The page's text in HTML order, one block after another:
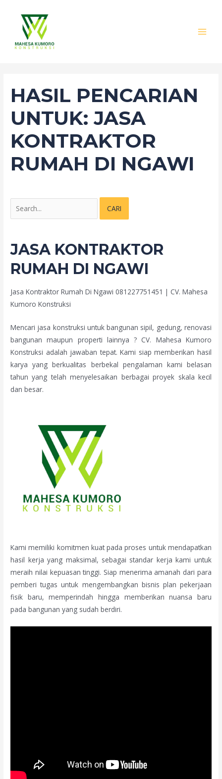
HASIL PENCARIAN
UNTUK:JASA
KONTRAKTOR
RUMAH DI NGAWI
untuk:
JASA KONTRAKTOR
RUMAH DI NGAWI
Jasa Kontraktor Rumah Di Ngawi 081227751451 | CV. Mahesa
Kumoro Konstruksi
Mencari jasa konstruksi untuk bangunan sipil, gedung, renovasi
bangunan maupun properti lainnya ? CV. Mahesa Kumoro
Konstruksi adalah jawaban tepat. Kami siap memberikan hasil
karya yang berkualitas berbekal pengalaman kami belasan
tahun yang telah menyelesaikan berbagai proyek skala kecil
dan besar.
Kami memiliki komitmen kuat pada proses untuk mendapatkan
hasil kerja yang maksimal, sebagai standar kerja kami untuk
meraih nilai kepuasan tinggi. Siap menerima amanah dari para
pemberi tugas untuk mengembangkan bisnis plan pekerjaan
fisik baru, memperindah hingga memberikan nuansa baru
pada bangunan yang sudah berdiri.